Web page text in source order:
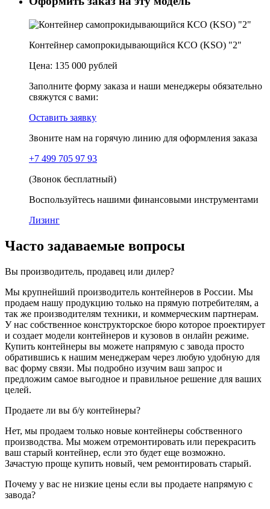
Контейнер самопрокидывающийся КСО (KSO) "2"
Цена: 135 000 рублей
Заполните форму заказа и наши менеджеры обязательно
свяжутся с вами:
Оставить заявку
Звоните нам на горячую линию для оформления заказа
+7 499 705 97 93
(Звонок бесплатный)
Воспользуйтесь нашими финансовыми инструментами
Лизинг
Часто задаваемые вопросы
Вы производитель, продавец или дилер?
Мы крупнейший производитель контейнеров в России. Мы
продаем нашу продукцию только на прямую потребителям, а
так же производителям техники, и коммерческим партнерам.
У нас собственное конструкторское бюро которое проектирует
и создает модели контейнеров и кузовов в онлайн режиме.
Купить контейнеры вы можете напрямую с завода просто
обратившись к нашим менеджерам через любую удобную для
вас форму связи. Мы подробно изучим ваш запрос и
предложим самое выгодное и правильное решение для ваших
целей.
Продаете ли вы б/у контейнеры?
Нет, мы продаем только новые контейнеры собственного
производства. Мы можем отремонтировать или перекрасить
ваш старый контейнер, если это будет еще возможно.
Зачастую проще купить новый, чем ремонтировать старый.
Почему у вас не низкие цены если вы продаете напрямую с
завода?